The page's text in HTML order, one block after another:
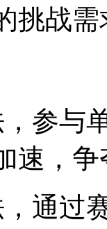
挑战需
参与
速，
通过